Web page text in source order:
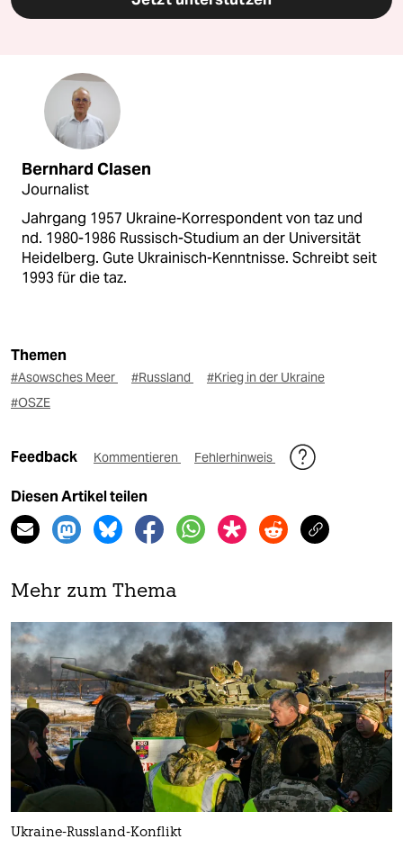
Bernhard Clasen
Journalist
Jahrgang 1957 Ukraine-Korrespondent von taz und
nd. 1980-1986 Russisch-Studium an der Universität
Heidelberg. Gute Ukrainisch-Kenntnisse. Schreibt seit
1993 für die taz.
Themen
#Asowsches Meer #Russland
#Krieg in der Ukraine
#OSZE
Feedback Kommentieren Fehlerhinweis
Diesen Artikel teilen
Mehr zum Thema
Ukraine-Russland-Konflikt